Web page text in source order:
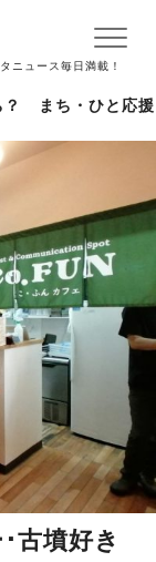
ニュース毎日満載！
まち・ひと応援
古墳好き